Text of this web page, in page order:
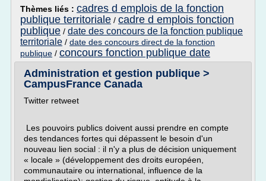
Thèmes liés : cadres d emplois de la fonction
publique territoriale / cadre d emplois fonction
publique / date des concours de la fonction publique
territoriale / date des concours direct de la fonction
publique / concours fonction publique date
Administration et gestion publique >
CampusFrance Canada
Twitter retweet
Les pouvoirs publics doivent aussi prendre en compte
des tendances fortes qui dépassent le besoin d'un
nouveau lien social : il n'y a plus de décision uniquement
« locale » (dé­veloppement des droits européen,
communautaire ou international, in­fluence de la